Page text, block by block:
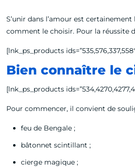
S’unir dans l’amour est certainement
comment le choisir. Pour la réussite
[lnk_ps_products
Bien connaître le
[lnk_ps_products
Pour commencer, il convient de
feu de Bengale ;
bâtonnet scintillant ;
cierge magique ;